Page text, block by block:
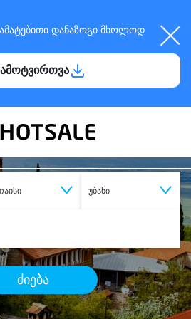
დანაზოგი მხოლოდ
უბანი
ძიება
მომსახურება